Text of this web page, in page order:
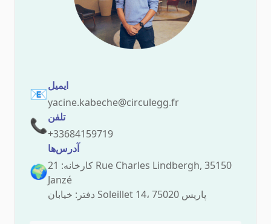
📧ایمیل
yacine.kabeche@circulegg.fr
📞تلفن
+33684159719
🌍
آدرس‌ها
کارخانه: 21 Rue Charles Lindbergh, 35150
Janzé
دفتر: خیابان Soleillet 14، 75020 پاریس